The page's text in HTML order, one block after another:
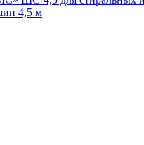
4,5 м